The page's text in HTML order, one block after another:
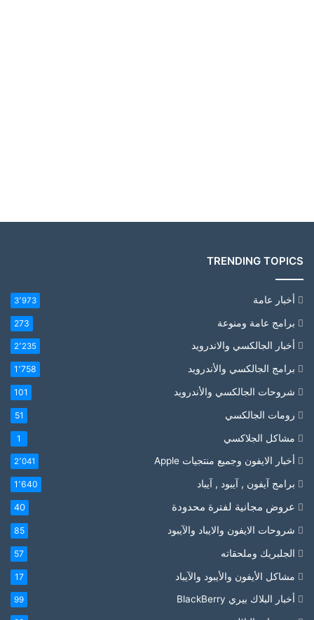
TRENDING TOPICS
أخبار عامة 3٬973
برامج عامة ومنوعة 273
أخبار الجالكسي والاندرويد 2٬235
برامج الجالكسي والأندرويد 1٬758
شروحات الجالكسي والأندرويد 101
رومات الجالكسي 51
مشاكل الجلاكسي 1
أخبار الايفون وجميع منتجيات Apple 2٬041
برامج آيفون , آيبود , آيباد 1٬640
عروض مجانية لفترة محدودة 40
شروحات الايفون والايباد والآيبود 85
الجلبريك وملحقاته 57
مشاكل الأيفون والأيبود والآيباد 17
أخبار البلاك بيري BlackBerry 99